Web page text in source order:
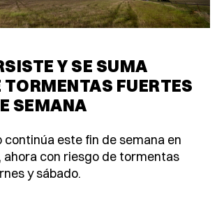
Y SE SUMA
TORMENTAS FUERTES
SEMANA
continúa este fin de semana en
ahora con riesgo de tormentas
y sábado.